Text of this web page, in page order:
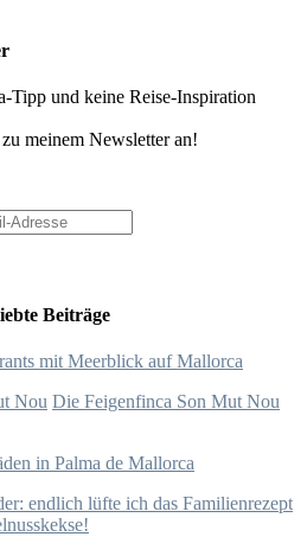
Tipp und keine Reise-Inspiration
meinem Newsletter an!
Beiträge
mit Meerblick auf Mallorca
Die Feigenfinca Son Mut Nou
in Palma de Mallorca
endlich lüfte ich das Familienrezept